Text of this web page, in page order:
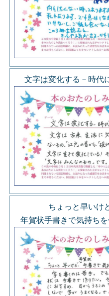
文字は変化する－時代
ちょっと早いけ
年賀状手書きで気持ちを